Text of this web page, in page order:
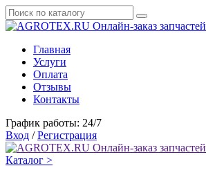
Онлайн-заказ запчастей
Главная
Услуги
Оплата
Отзывы
Контакты
График работы: 24/7
Вход / Регистрация
Онлайн-заказ запчастей
Каталог >